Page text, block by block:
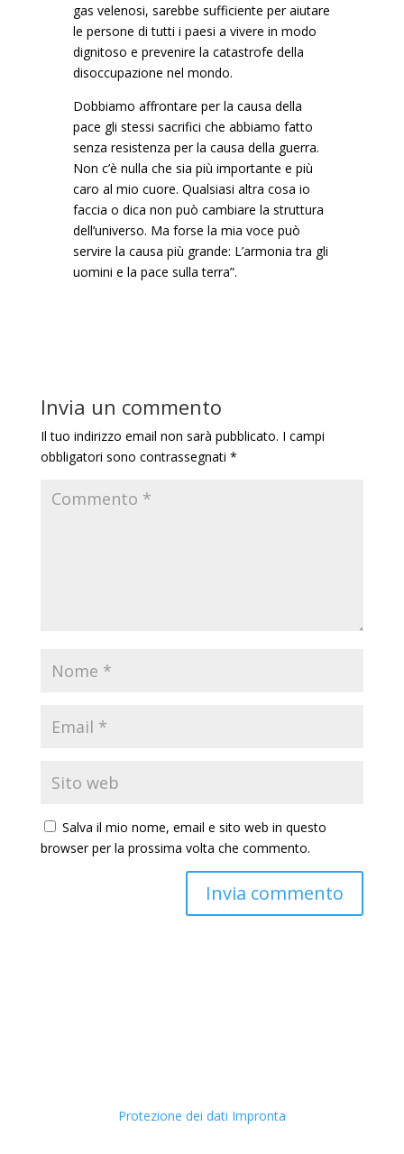
gas velenosi, sarebbe sufficiente per aiutare
le persone di tutti i paesi a vivere in modo
dignitoso e prevenire la catastrofe della
disoccupazione nel mondo.
Dobbiamo affrontare per la causa della
pace gli stessi sacrifici che abbiamo fatto
senza resistenza per la causa della guerra.
Non c’è nulla che sia più importante e più
caro al mio cuore. Qualsiasi altra cosa io
faccia o dica non può cambiare la struttura
dell’universo. Ma forse la mia voce può
servire la causa più grande: L’armonia tra gli
uomini e la pace sulla terra”.
Invia un commento
Il tuo indirizzo email non sarà pubblicato. I campi
obbligatori sono contrassegnati *
Salva il mio nome, email e sito web in questo
browser per la prossima volta che commento.
Invia commento
Protezione dei dati Impronta